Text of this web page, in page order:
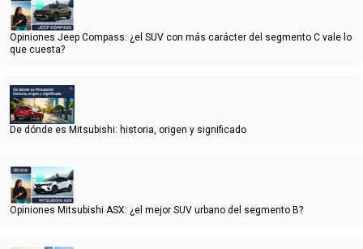
Opiniones Jeep Compass: ¿el SUV con más carácter del segmento C vale lo
que cuesta?
De dónde es Mitsubishi: historia, origen y significado
Opiniones Mitsubishi ASX: ¿el mejor SUV urbano del segmento B?